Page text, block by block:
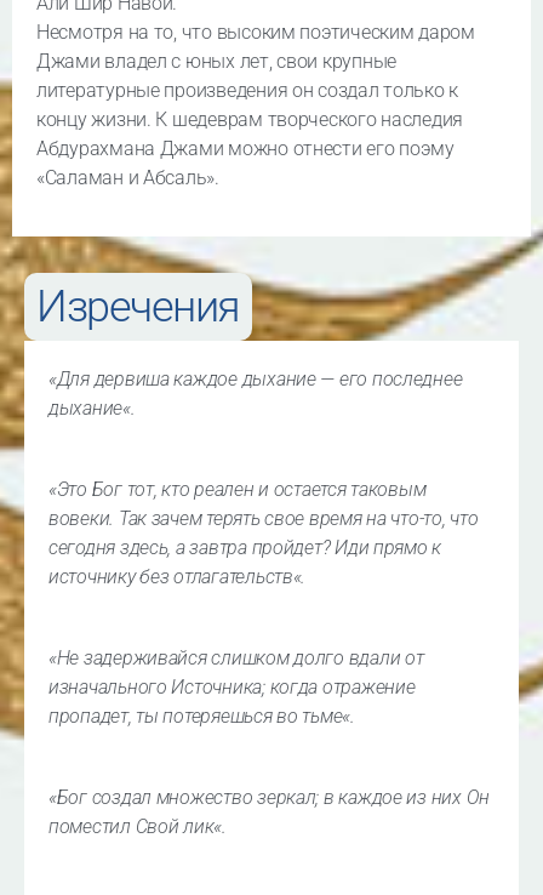
Несмотря на то, что высоким поэтическим даром
Джами владел с юных лет, свои крупные
литературные произведения он создал только к
концу жизни. К шедеврам творческого наследия
Абдурахмана Джами можно отнести его поэму
«Саламан и Абсаль».
Изречения
«Для дервиша каждое дыхание — его последнее
дыхание«.
«Это Бог тот, кто реален и остается таковым
вовеки. Так зачем терять свое время на что-то, что
сегодня здесь, а завтра пройдет? Иди прямо к
источнику без отлагательств«.
«Не задерживайся слишком долго вдали от
изначального Источника; когда отражение
пропадет, ты потеряешься во тьме«.
«Бог создал множество зеркал; в каждое из них Он
поместил Свой лик«.